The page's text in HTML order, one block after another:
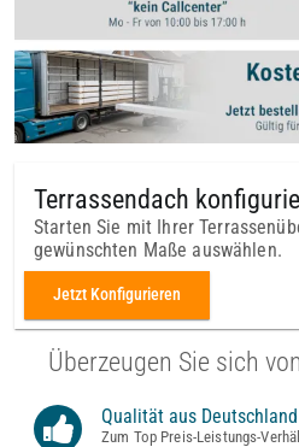
Terrassendach
Starten Sie mit Ihrer
gewünschten Maße auswählen.
Jetzt Konfigurieren
Überzeugen Sie sich
Qualität aus Deutschland
Zum Top Preis-Leistungs-